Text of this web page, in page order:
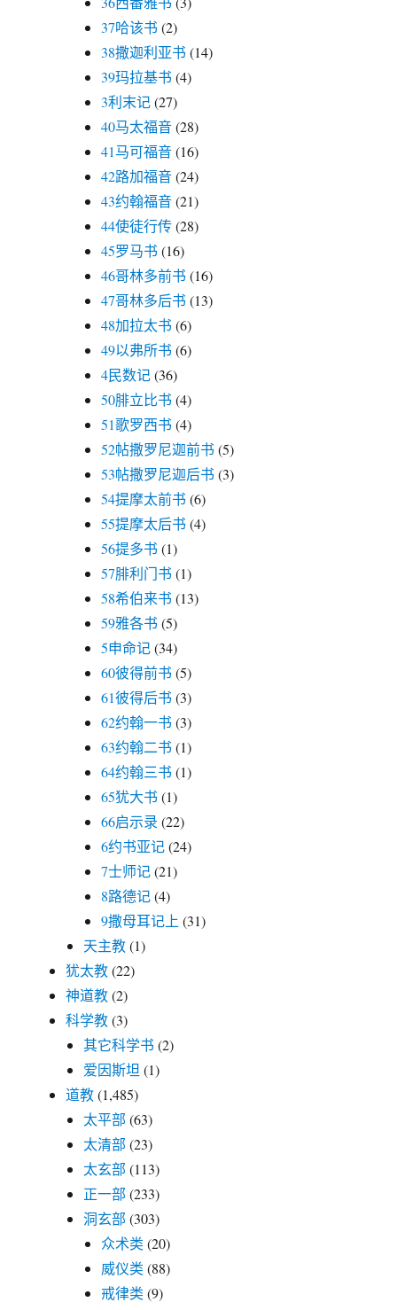
37哈该书 (2)
38撒迦利亚书 (14)
39玛拉基书 (4)
3利末记(27)
40马太福音(28)
41马可福音(16)
42路加福音(24)
43约翰福音(21)
44使徒行传(28)
45罗马书 (16)
46哥林多前书 (16)
47哥林多后书 (13)
48加拉太书 (6)
49以弗所书 (6)
4民数记(36)
50腓立比书 (4)
51歌罗西书 (4)
52帖撒罗尼迦前书 (5)
53帖撒罗尼迦后书 (3)
54提摩太前书 (6)
55提摩太后书 (4)
56提多书 (1)
57腓利门书 (1)
58希伯来书 (13)
59雅各书 (5)
5申命记(34)
60彼得前书 (5)
61彼得后书 (3)
62约翰一书 (3)
63约翰二书 (1)
64约翰三书 (1)
65犹大书 (1)
66启示录 (22)
6约书亚记(24)
7士师记(21)
8路德记(4)
9撒母耳记上 (31)
天主教(1)
犹太教(22)
神道教(2)
科学教(3)
其它科学书 (2)
爱因斯坦 (1)
道教(1,485)
太平部 (63)
太清部 (23)
太玄部 (113)
正一部 (233)
洞玄部 (303)
众术类 (20)
威仪类 (88)
戒律类 (9)